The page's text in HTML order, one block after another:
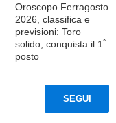
Oroscopo Ferragosto
2026, classifica e
previsioni: Toro
solido, conquista il 1ﾟ
posto
SEGUI